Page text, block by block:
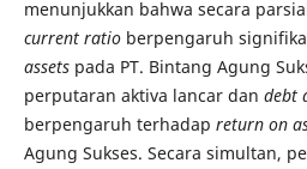
menunjukkan bahwa secara
current ratio berpengaruh
assetspada PT. Bintang Agung
perputaran aktiva lancar dan debt
berpengaruh terhadap return on
Agung Sukses. Secara simultan,